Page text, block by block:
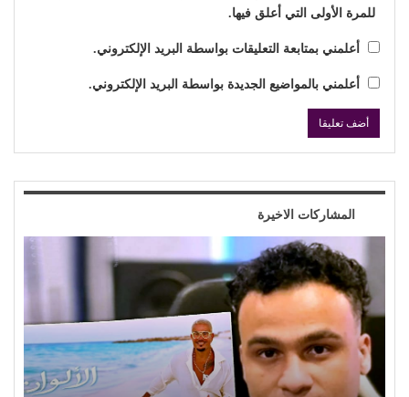
للمرة الأولى التي أعلق فيها.
أعلمني بمتابعة التعليقات بواسطة البريد الإلكتروني.
أعلمني بالمواضيع الجديدة بواسطة البريد الإلكتروني.
المشاركات الاخيرة